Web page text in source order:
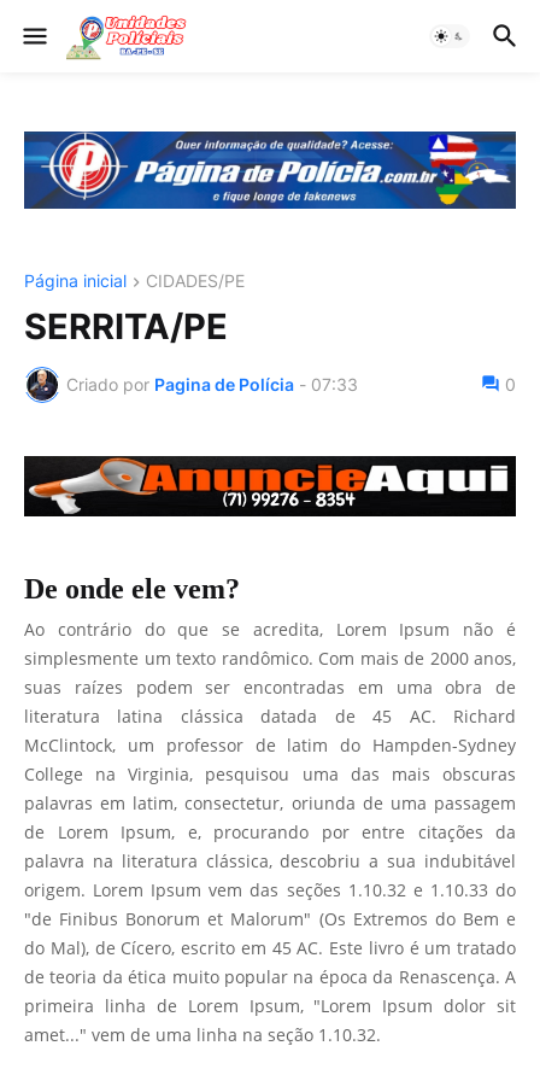
Página inicial CIDADES/PE
SERRITA/PE
Criado por Pagina de Polícia - 07:33 0
De onde ele vem?
Ao contrário do que se acredita, Lorem Ipsum não é
simplesmente um texto randômico. Com mais de 2000 anos,
suas raízes podem ser encontradas em uma obra de
literatura latina clássica datada de 45 AC. Richard
McClintock, um professor de latim do Hampden-Sydney
College na Virginia, pesquisou uma das mais obscuras
palavras em latim, consectetur, oriunda de uma passagem
de Lorem Ipsum, e, procurando por entre citações da
palavra na literatura clássica, descobriu a sua indubitável
origem. Lorem Ipsum vem das seções 1.10.32 e 1.10.33 do
"de Finibus Bonorum et Malorum" (Os Extremos do Bem e
do Mal), de Cícero, escrito em 45 AC. Este livro é um tratado
de teoria da ética muito popular na época da Renascença. A
primeira linha de Lorem Ipsum, "Lorem Ipsum dolor sit
amet..." vem de uma linha na seção 1.10.32.